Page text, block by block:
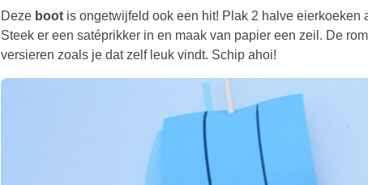
Deze boot is ongetwijfeld ook een hit! Plak 2 halve eierkoeken
Steek er een satéprikker in en maak van papier een zeil. De
versieren zoals je dat zelf leuk vindt. Schip ahoi!